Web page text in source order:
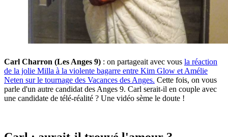
Carl Charron (Les Anges 9) : on partageait avec vous la réaction
de la jolie Milla à la violente bagarre entre Kim Glow et Amélie
Neten sur le tournage des Vacances des Anges. Cette fois, on vous
parle d'un autre candidat des Anges 9. Carl serait-il en couple avec
une candidate de télé-réalité ? Une vidéo sème le doute !